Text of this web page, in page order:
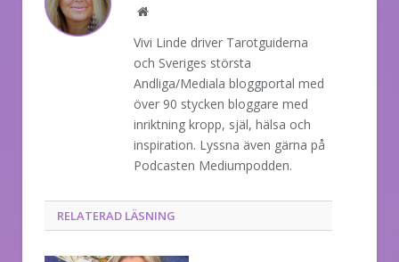
Website
Vivi Linde driver Tarotguiderna
och Sveriges största
Andliga/Mediala bloggportal med
över 90 stycken bloggare med
inriktning kropp, själ, hälsa och
inspiration. Lyssna även gärna på
Podcasten Mediumpodden.
RELATERAD LÄSNING